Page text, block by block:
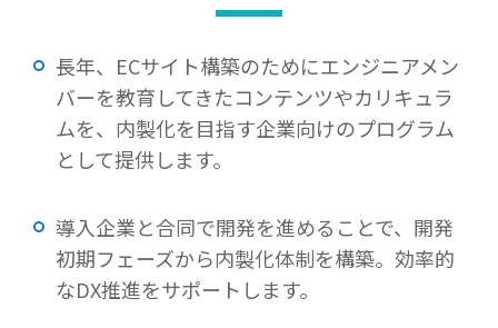
長年、ECサイト構築のためにエンジニアメン
バーを教育してきたコンテンツやカリキュラ
ムを、内製化を目指す企業向けのプログラム
として提供します。
導入企業と合同で開発を進めることで、開発
初期フェーズから内製化体制を構築。効率的
なDX推進をサポートします。